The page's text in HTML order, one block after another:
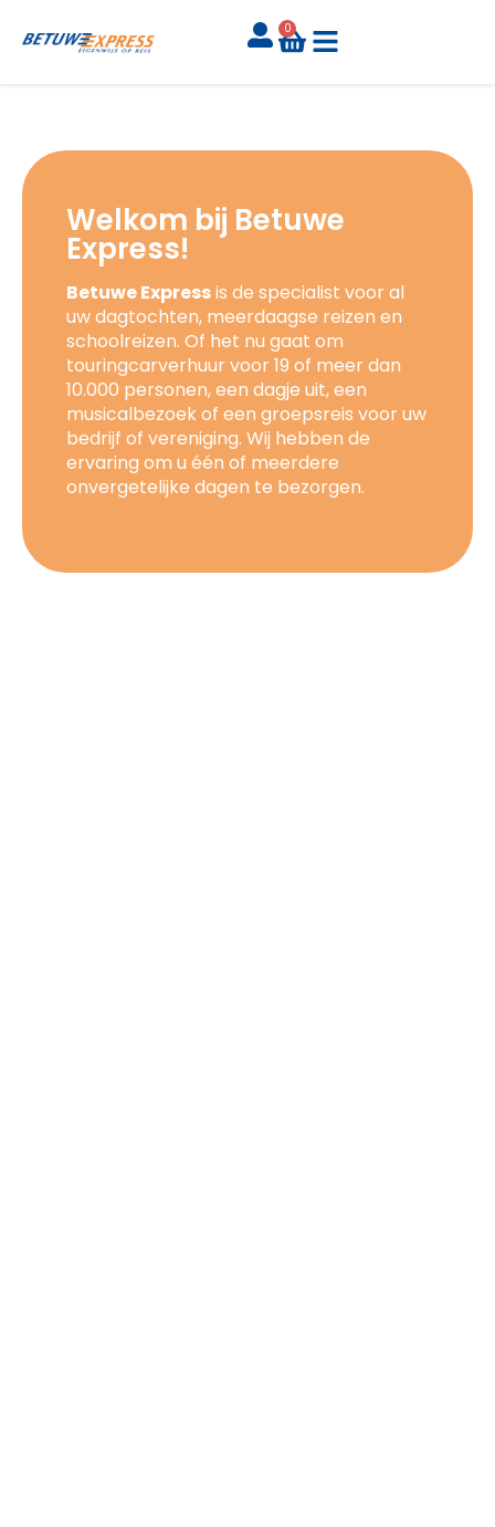
0
Welkom bij Betuwe
Express!
Betuwe Expressis de specialist voor al
uw dagtochten, meerdaagse reizen en
schoolreizen. Of het nu gaat om
touringcarverhuur voor 19 of meer dan
10.000 personen, een dagje uit, een
musicalbezoek of een groepsreis voor uw
bedrijf of vereniging. Wij hebben de
ervaring om u één of meerdere
onvergetelijke dagen te bezorgen.